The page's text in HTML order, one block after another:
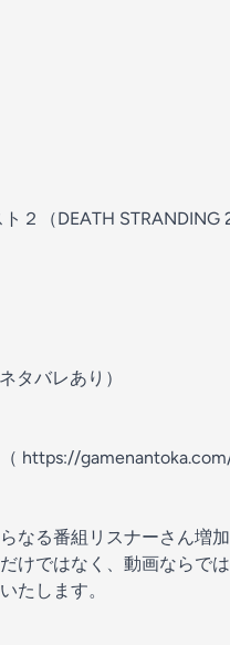
２（DEATH STRANDING
タバレあり）
https://
なる番組リスナーさん増
けではなく、動画ならで
たします。